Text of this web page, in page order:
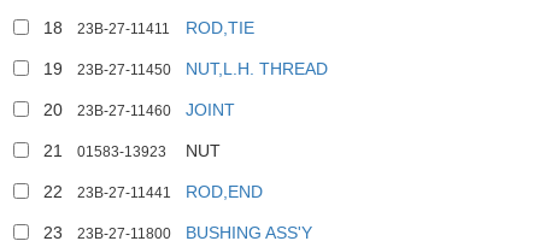
18 23B-27-11411 ROD,TIE
19 23B-27-11450 NUT,L.H. THREAD
20 23B-27-11460 JOINT
21 01583-13923 NUT
22 23B-27-11441 ROD,END
23 23B-27-11800 BUSHING ASS'Y